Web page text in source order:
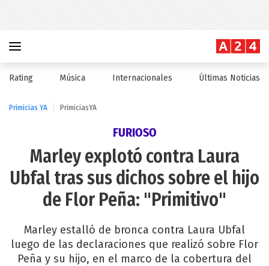
Rating Música Internacionales Últimas Noticias
Primicias YA PrimiciasYA
FURIOSO
Marley explotó contra Laura
Ubfal tras sus dichos sobre el hijo
de Flor Peña: "Primitivo"
Marley estalló de bronca contra Laura Ubfal
luego de las declaraciones que realizó sobre Flor
Peña y su hijo, en el marco de la cobertura del